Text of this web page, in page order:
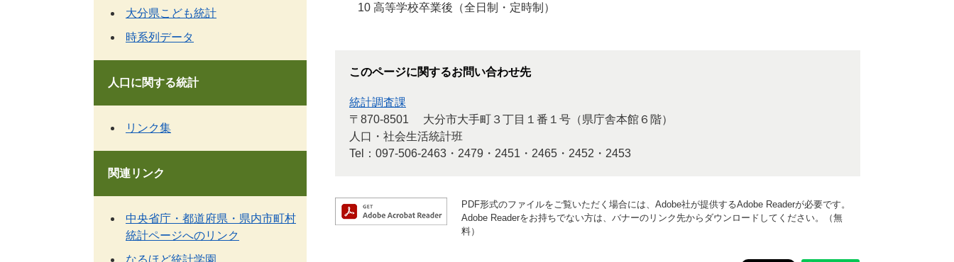
10 高等学校卒業後（全日制・定時制）
このページに関するお問い合わせ先
統計調査課
〒870-8501
大分市大手町３丁目１番１号（県庁舎本館６階）
人口・社会生活統計班
Tel：097-506-2463・2479・2451・2465・2452・2453
PDF形式のファイルをご覧いただく場合には、Adobe社が提供するAdobe Readerが必要です。
Adobe Readerをお持ちでない方は、バナーのリンク先からダウンロードしてください。（無
料）
大分県こども統計
時系列データ
人口に関する統計
リンク集
関連リンク
中央省庁・都道府県・県内市町村
統計ページへのリンク
なるほど統計学園